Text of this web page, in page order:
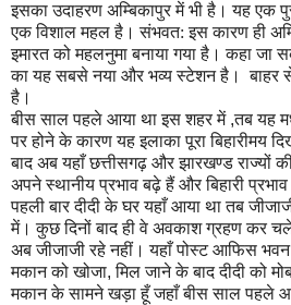
इसका उदाहरण अम्बिकापुर में भी है। यह एक
एक विशाल महल है। संभवत: इस कारण ही
इमारत को महलनुमा बनाया गया है। कहा जा
का यह सबसे नया और भव्य स्टेशन है। बाहर
है।
बीस साल पहले आया था इस शहर में ,तब यह
पर होने के कारण यह इलाका पूरा बिहारीमय
बाद अब यहाँ छत्तीसगढ़ और झारखण्ड राज्यों
अपने स्थानीय प्रभाव बढ़े हैं और बिहारी
पहली बार दीदी के घर यहाँ आया था तब
में। कुछ दिनों बाद ही वे अवकाश ग्रहण कर
अब जीजाजी रहे नहीं। यहाँ पोस्ट आफिस
मकान को खोजा,मिल जाने के बाद दीदी को
मकान के सामने खड़ा हूँ जहाँ बीस साल पहले